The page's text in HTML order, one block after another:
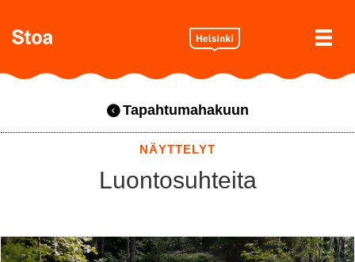
Tapahtumahakuun
NÄYTTELYT
Luontosuhteita